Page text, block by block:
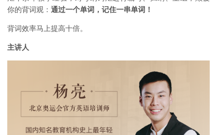
你的背词观： 通过一个单词，记住一串单词！
背词效率马上提高十倍。
主讲人